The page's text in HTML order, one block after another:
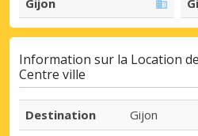
Gijon
Information sur la Location
Centre ville
Destination
Gijon